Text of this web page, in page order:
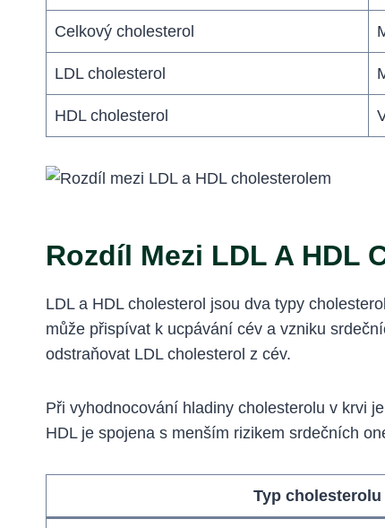
Celkový cholesterol
LDL cholesterol
HDL cholesterol
Rozdíl Mezi LDL A HDL
LDL a HDL cholesterol jsou dva typy
může přispívat k ucpávání cév a vzniku
odstraňovat LDL cholesterol z cév.
Při vyhodnocování hladiny cholesterolu v krvi
HDL je spojena s menším rizikem srdečních
Typ cholesterolu